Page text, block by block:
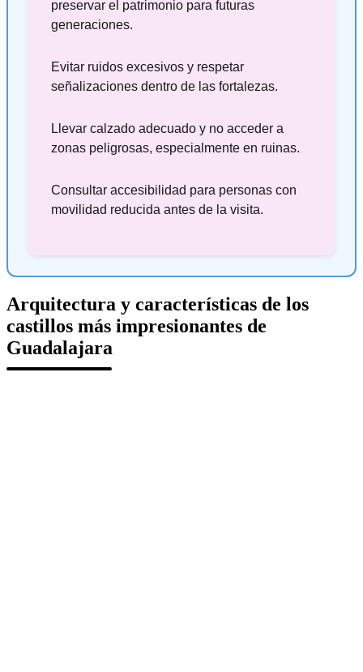
preservar el patrimonio para futuras
generaciones.
Evitar ruidos excesivos y respetar
señalizaciones dentro de las fortalezas.
Llevar calzado adecuado y no acceder a
zonas peligrosas, especialmente en ruinas.
Consultar accesibilidad para personas con
movilidad reducida antes de la visita.
Arquitectura y características de los
castillos más impresionantes de
Guadalajara